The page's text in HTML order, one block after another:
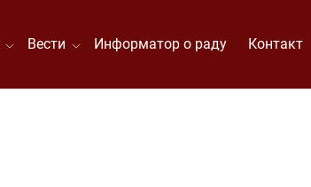
Вести Информатор о раду Контакт